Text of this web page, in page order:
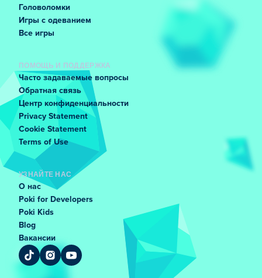
Головоломки
Игры с одеванием
Все игры
ПОМОЩЬ И ПОДДЕРЖКА
Часто задаваемые вопросы
Обратная связь
Центр конфиденциальности
Privacy Statement
Cookie Statement
Terms of Use
УЗНАЙТЕ НАС
О нас
Poki for Developers
Poki Kids
Blog
Вакансии